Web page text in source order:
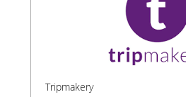
Tripmakery